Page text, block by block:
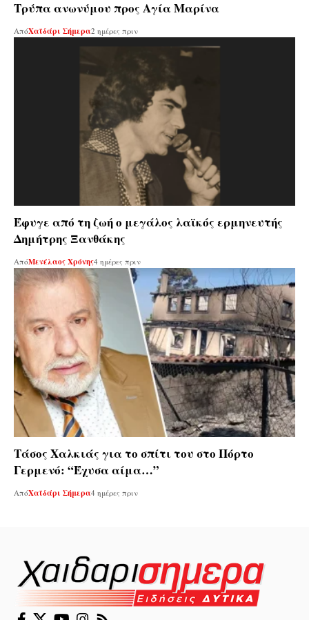
Τρύπα ανωνύμου προς Αγία Μαρίνα
ΑπόΧαϊδάρι Σήμερα2 ημέρες πριν
Έφυγε από τη ζωή ο μεγάλος λαϊκός ερμηνευτής
Δημήτρης Ξανθάκης
ΑπόΜενέλαος Χρόνης4 ημέρες πριν
Τάσος Χαλκιάς για το σπίτι του στο Πόρτο
Γερμενό: “Έχυσα αίμα…”
ΑπόΧαϊδάρι Σήμερα4 ημέρες πριν